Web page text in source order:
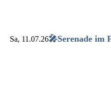
Sa, 11.07.26🎤Serenade im